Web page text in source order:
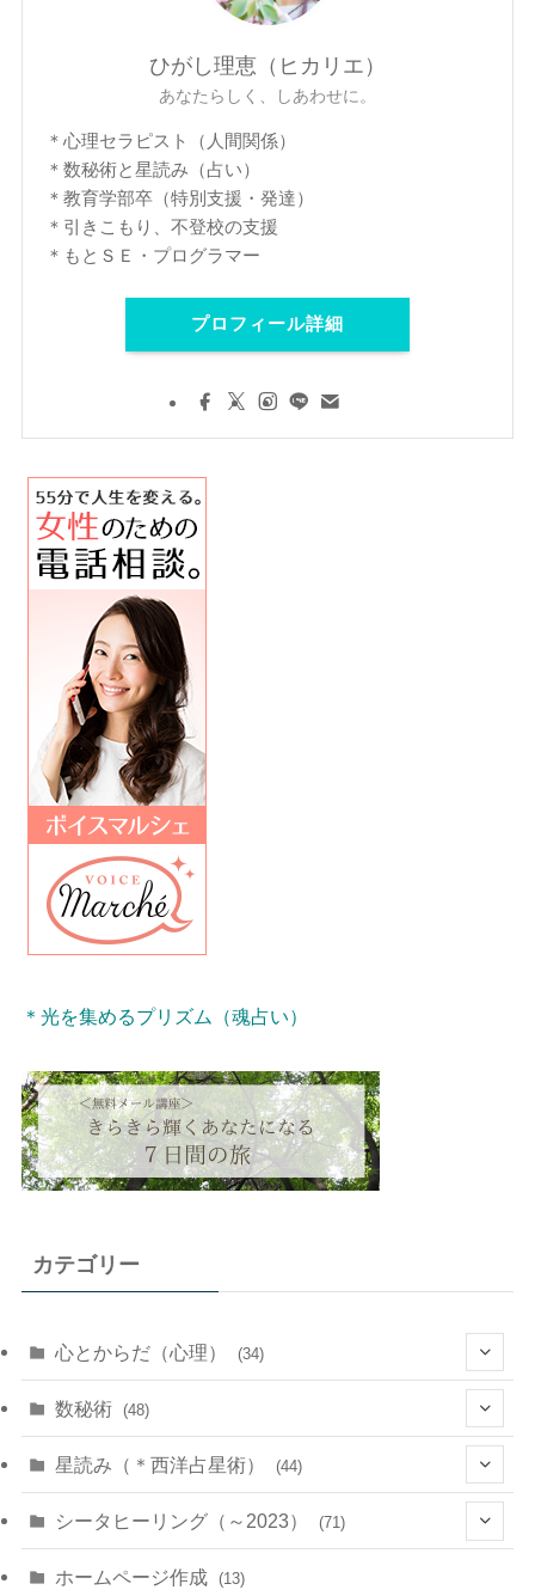
ひがし理恵（ヒカリエ）
あなたらしく、しあわせに。
＊心理セラピスト（人間関係）
＊数秘術と星読み（占い）
＊教育学部卒（特別支援・発達）
＊引きこもり、不登校の支援
＊もとＳＥ・プログラマー
プロフィール詳細
＊光を集めるプリズム（魂占い）
カテゴリー
心とからだ（心理） (34)
(22)
数秘術 (48)
(11)
(10)
(15)
星読み（＊西洋占星術） (44)
(11)
(8)
シータヒーリング（～2023） (71)
(14)
ホームページ作成 (13)